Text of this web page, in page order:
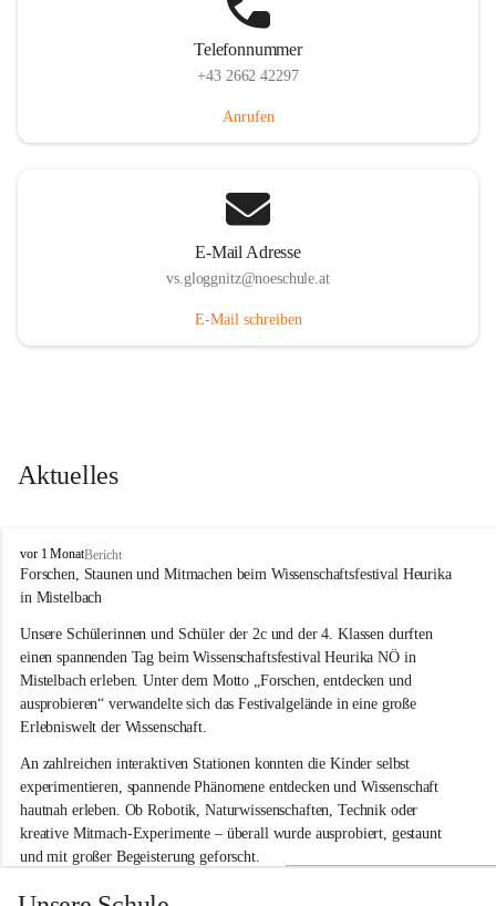
Telefonnummer
+43 2662 42297
Anrufen
E-Mail Adresse
vs.gloggnitz@noeschule.at
E-Mail schreiben
Aktuelles
V
o
l
s
s
c
u
l
e
G
l
o
g
g
n
i
vor 1 MonatBericht
Forschen, Staunen und Mitmachen beim Wissenschaftsfestival Heurika
in Mistelbach
Unsere Schülerinnen und Schüler der 2c und der 4. Klassen durften
einen spannenden Tag beim Wissenschaftsfestival Heurika NÖ in
Mistelbach erleben. Unter dem Motto „Forschen, entdecken und
ausprobieren“ verwandelte sich das Festivalgelände in eine große
Erlebniswelt der Wissenschaft.
An zahlreichen interaktiven Stationen konnten die Kinder selbst
experimentieren, spannende Phänomene entdecken und Wissenschaft
hautnah erleben. Ob Robotik, Naturwissenschaften, Technik oder
kreative Mitmach-Experimente – überall wurde ausprobiert, gestaunt
und mit großer Begeisterung geforscht.
Besonders beeindruckend war, dass Wissenschaftlerinnen und